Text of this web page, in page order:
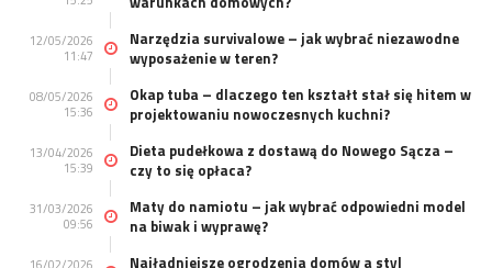
12/05/2026
11:47
Narzędzia survivalowe – jak wybrać niezawodne
wyposażenie w teren?
08/05/2026
15:36
Okap tuba – dlaczego ten kształt stał się hitem w
projektowaniu nowoczesnych kuchni?
13/04/2026
15:39
Dieta pudełkowa z dostawą do Nowego Sącza –
czy to się opłaca?
31/03/2026
09:56
Maty do namiotu – jak wybrać odpowiedni model
na biwak i wyprawę?
Najładniejsze ogrodzenia domów a styl